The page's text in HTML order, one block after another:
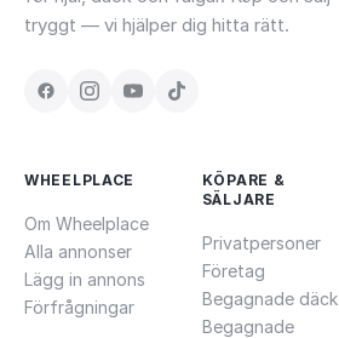
tryggt — vi hjälper dig hitta rätt.
WHEELPLACE
Om Wheelplace
Alla annonser
Lägg in annons
Förfrågningar
KÖPARE &
SÄLJARE
Privatpersoner
Företag
Begagnade däck
Begagnade